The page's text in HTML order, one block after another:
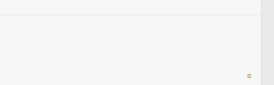
¤